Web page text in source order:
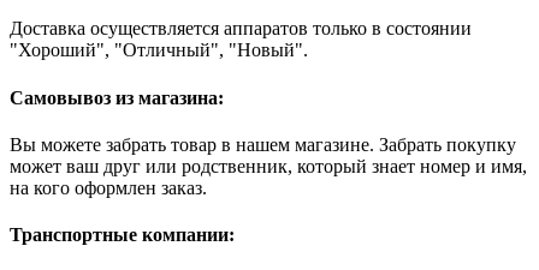
Доставка осуществляется аппаратов только в состоянии
"Хороший", "Отличный", "Новый".
Самовывоз из магазина:
Вы можете забрать товар в нашем магазине. Забрать покупку
может ваш друг или родственник, который знает номер и имя,
на кого оформлен заказ.
Транспортные компании: